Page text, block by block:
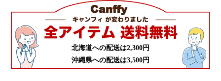
北海道への配送は2,300円
沖縄県への配送は3,500円